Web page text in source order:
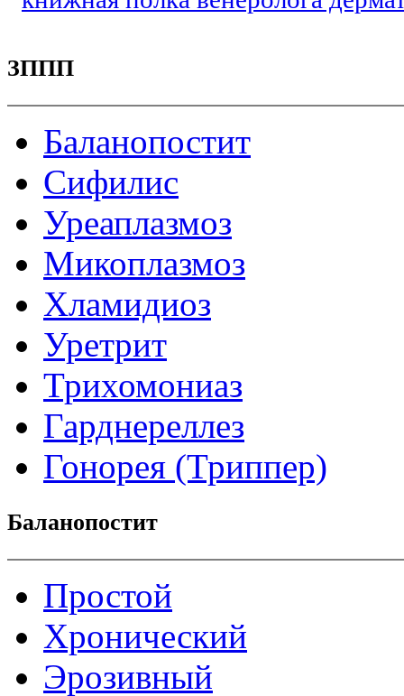
ЗППП
Баланопостит
Сифилис
Уреаплазмоз
Микоплазмоз
Хламидиоз
Уретрит
Трихомониаз
Гарднереллез
Гонорея (Триппер)
Баланопостит
Простой
Хронический
Эрозивный